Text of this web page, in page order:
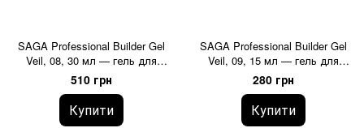
SAGA Professional Builder Gel
Veil, 08, 30 мл — гель для
нарощення
510 грн
Купити
SAGA Professional Builder Gel
Veil, 09, 15 мл — гель для
нарощення
280 грн
Купити